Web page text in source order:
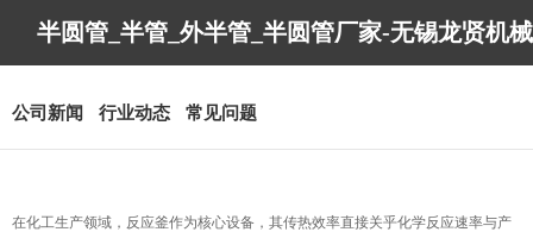
半圆管_半管_外半管_半圆管厂家-无锡龙贤机械
制造有限公司
公司新闻 行业动态 常见问题
在化工生产领域，反应釜作为核心设备，其传热效率直接关乎化学反应速率与产